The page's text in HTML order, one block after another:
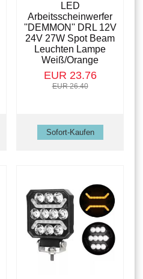
LED
Arbeitsscheinwerfer
''DEMMON'' DRL 12V
24V 27W Spot Beam
Leuchten Lampe
Weiß/Orange
EUR 23.76
EUR 26.40